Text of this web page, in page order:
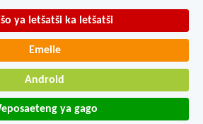
ya letšatši ka letšatši
Emeile
Android
ya gago